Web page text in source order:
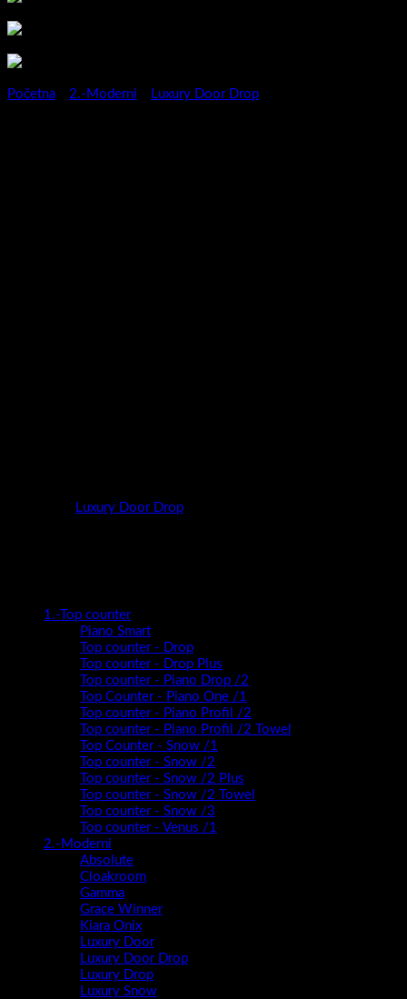
Početna 2.-Moderni Luxury Door Drop
Luxury Door Drop
1.-Top counter
Piano Smart
Top counter - Drop
Top counter - Drop Plus
Top counter - Piano Drop /2
Top Counter - Piano One /1
Top counter - Piano Profil /2
Top counter - Piano Profil /2 Towel
Top Counter - Snow /1
Top counter - Snow /2
Top counter - Snow /2 Plus
Top counter - Snow /2 Towel
Top counter - Snow /3
Top counter - Venus /1
2.-Moderni
Absolute
Cloakroom
Gamma
Grace Winner
Kiara Onix
Luxury Door
Luxury Door Drop
Luxury Drop
Luxury Snow